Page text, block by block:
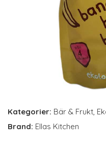
Kategorier: Bär & Frukt,
Brand: Ellas Kitchen